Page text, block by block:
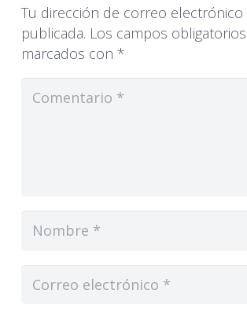
Tu dirección de correo electrónico
publicada. Los campos
marcados con *